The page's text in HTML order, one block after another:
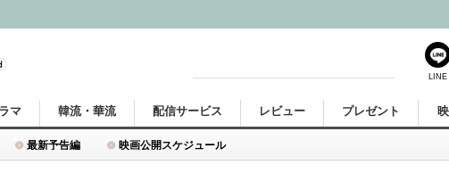
最新予告編 映画公開スケジュール
マ 韓流・華流 配信サービス レビュー プレゼント
LINE